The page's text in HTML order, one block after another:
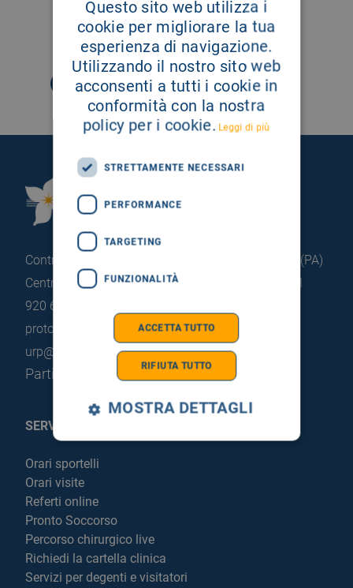
SEGUICI SU
Fondazione Istituto
G.Giglio di Cefalù
Contrada Pietrapollastra - Pisciotto 90015 Cefalù (PA)
Centralino: +39 0921 920 111
Portineria: +39 0921
920 663
protocollo@pec.hsrgiglio.it info@hsrgiglio.it
urp@hsrgiglio.it
Partita IVA: 05205490823
SERVIZI AL PAZIENTE
Orari sportelli
Orari visite
Referti online
Pronto Soccorso
Percorso chirurgico live
Richiedi la cartella clinica
Servizi per degenti e visitatori
Questo sito web utilizza i
cookie per migliorare la tua
esperienza di navigazione.
Utilizzando il nostro sito web
acconsenti a tutti i cookie in
conformità con la nostra
policy per i cookie. Leggi di più
STRETTAMENTE NECESSARI
PERFORMANCE
TARGETING
FUNZIONALITÀ
ACCETTA TUTTO
RIFIUTA TUTTO
MOSTRA DETTAGLI